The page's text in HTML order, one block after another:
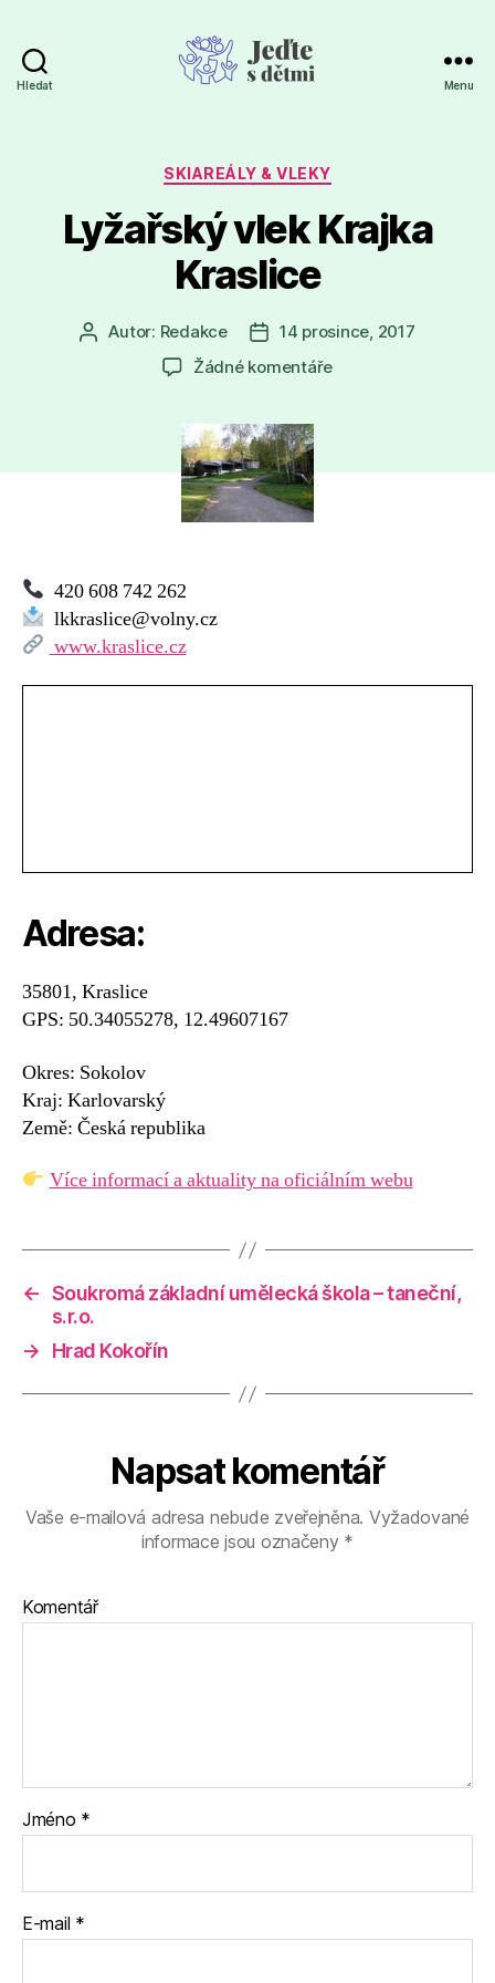
Hledat Menu
Rubriky
SKIAREÁLY & VLEKY
Lyžařský vlek Krajka
Kraslice
Autor
příspěvku
Autor: Redakce
Datum
příspěvku
14 prosince, 2017
Žádné komentářeu
420 608 742 262
lkkraslice@volny.cz
www.kraslice.cz
Adresa:
35801, Kraslice
GPS: 50.34055278, 12.49607167
Okres: Sokolov
Kraj: Karlovarský
Země: Česká republika
Více informací a aktuality na oficiálním webu
← Soukromá základní umělecká škola – taneční,
s.r.o.
→
Hrad Kokořín
Napsat komentář
Vaše e-mailová adresa nebude zveřejněna. Vyžadované
informace jsou označeny *
Komentář
Jméno *
E-mail *